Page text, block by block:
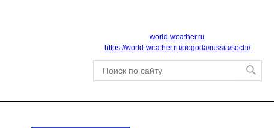
world-weather.ru
https://world-weather.ru/pogoda/russia/sochi/